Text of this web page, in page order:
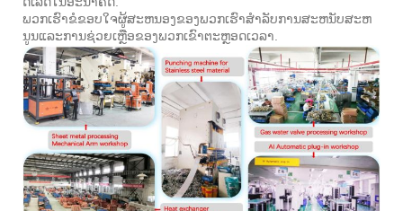
ພວກເຮົາຂໍຂອບໃຈຜູ້ສະຫນອງຂອງພວກເຮົາສໍາລັບການສະຫນັບສະຫ
ນູນແລະການຊ່ວຍເຫຼືອຂອງພວກເຂົາຕະຫຼອດເວລາ.